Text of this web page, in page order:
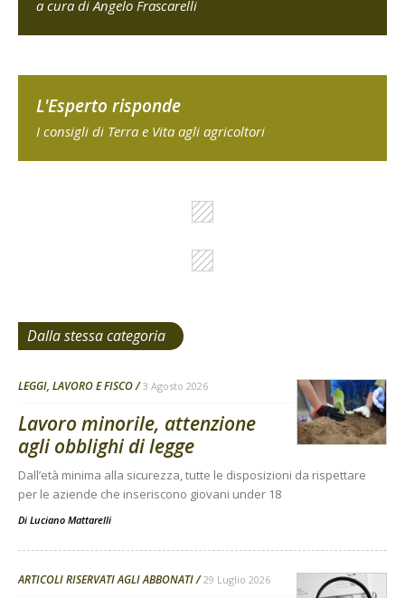
a cura di Angelo Frascarelli
L'Esperto risponde
I consigli di Terra e Vita agli agricoltori
Dalla stessa categoria
LEGGI, LAVORO E FISCO 3 Agosto 2026
Lavoro minorile, attenzione
agli obblighi di legge
Dall’età minima alla sicurezza, tutte le disposizioni da rispettare
per le aziende che inseriscono giovani under 18
Di Luciano Mattarelli
ARTICOLI RISERVATI AGLI ABBONATI 29 Luglio 2026